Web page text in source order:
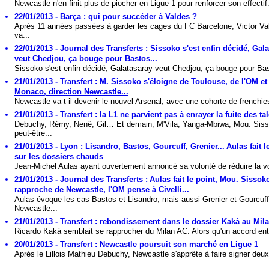
Newcastle n'en finit plus de piocher en Ligue 1 pour renforcer son
22/01/2013 - Barça : qui pour succéder à Valdes ?
Après 11 années passées à garder les cages du FC Barcelone, Victor
va...
22/01/2013 - Journal des Transferts : Sissoko s'est enfin décidé,
veut Chedjou, ça bouge pour Bastos...
Sissoko s'est enfin décidé, Galatasaray veut Chedjou, ça bouge pour
21/01/2013 - Transfert : M. Sissoko s'éloigne de Toulouse, de l'OM et
Monaco, direction Newcastle...
Newcastle va-t-il devenir le nouvel Arsenal, avec une cohorte de
21/01/2013 - Transfert : la L1 ne parvient pas à enrayer la fuite des
Debuchy, Rémy, Nenê, Gil… Et demain, M'Vila, Yanga-Mbiwa, Mou.
peut-être...
21/01/2013 - Lyon : Lisandro, Bastos, Gourcuff, Grenier... Aulas fait
sur les dossiers chauds
Jean-Michel Aulas ayant ouvertement annoncé sa volonté de réduire la
21/01/2013 - Journal des Transferts : Aulas fait le point, Mou.
rapproche de Newcastle, l'OM pense à Civelli...
Aulas évoque les cas Bastos et Lisandro, mais aussi Grenier et
Newcastle...
21/01/2013 - Transfert : rebondissement dans le dossier Kaká au
Ricardo Kaká semblait se rapprocher du Milan AC. Alors qu'un accord
20/01/2013 - Transfert : Newcastle poursuit son marché en Ligue 1
Après le Lillois Mathieu Debuchy, Newcastle s'apprête à faire signer